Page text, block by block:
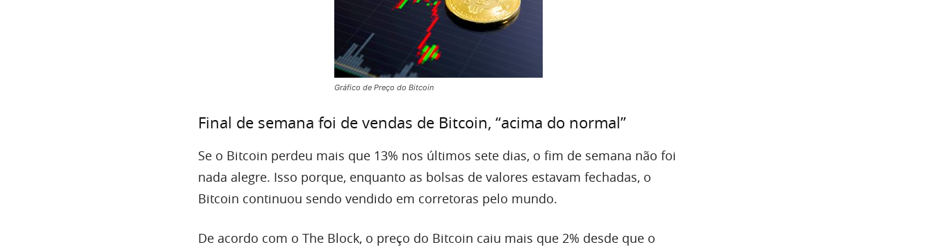
Gráfico de Preço do Bitcoin
Final de semana foi de vendas de Bitcoin, “acima do normal”
Se o Bitcoin perdeu mais que 13% nos últimos sete dias, o fim de semana não foi
nada alegre. Isso porque, enquanto as bolsas de valores estavam fechadas, o
Bitcoin continuou sendo vendido em corretoras pelo mundo.
De acordo com o The Block, o preço do Bitcoin caiu mais que 2% desde que o